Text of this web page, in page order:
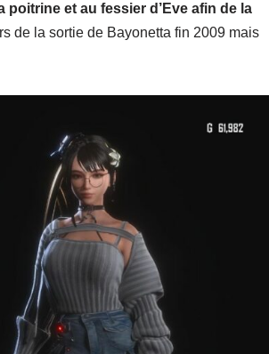
et au fessier d’Eve afin de la
de la sortie de Bayonetta fin 2009 mais